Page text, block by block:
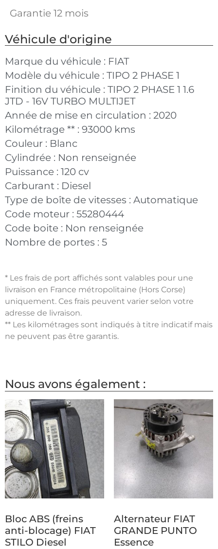
Garantie 12 mois
Véhicule d'origine
Marque du véhicule : FIAT
Modèle du véhicule : TIPO 2 PHASE 1
Finition du véhicule : TIPO 2 PHASE 1 1.6
JTD - 16V TURBO MULTIJET
Année de mise en circulation : 2020
Kilométrage ** : 93000 kms
Couleur : Blanc
Cylindrée : Non renseignée
Puissance : 120 cv
Carburant : Diesel
Type de boîte de vitesses : Automatique
Code moteur : 55280444
Code boite : Non renseignée
Nombre de portes : 5
* Les frais de port affichés sont valables pour une
livraison en France métropolitaine (Hors Corse)
uniquement. Ces frais peuvent varier selon votre
adresse de livraison.
** Les kilométrages sont indiqués à titre indicatif mais
ne peuvent pas être garantis.
Nous avons également :
Bloc ABS (freins
anti-blocage) FIAT
STILO Diesel
Alternateur FIAT
GRANDE PUNTO
Essence